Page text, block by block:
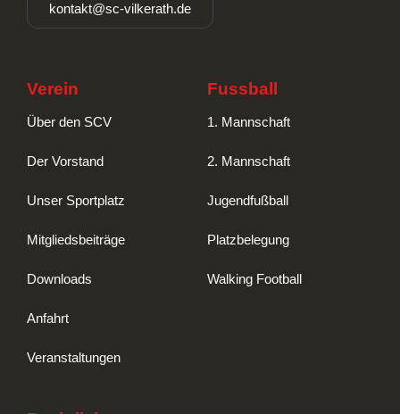
kontakt@sc-vilkerath.de
Verein
Über den SCV
Der Vorstand
Unser Sportplatz
Mitgliedsbeiträge
Downloads
Anfahrt
Veranstaltungen
Fussball
1. Mannschaft
2. Mannschaft
Jugendfußball
Platzbelegung
Walking Football